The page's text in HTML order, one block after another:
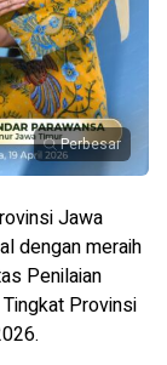
Perbesar
Jawa
dengan meraih
Penilaian
Provinsi